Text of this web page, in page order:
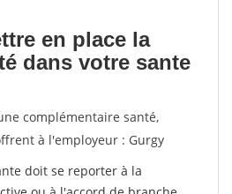
en place la
dans votre sante
complémentaire santé,
à l'employeur : Gurgy
doit se reporter à la